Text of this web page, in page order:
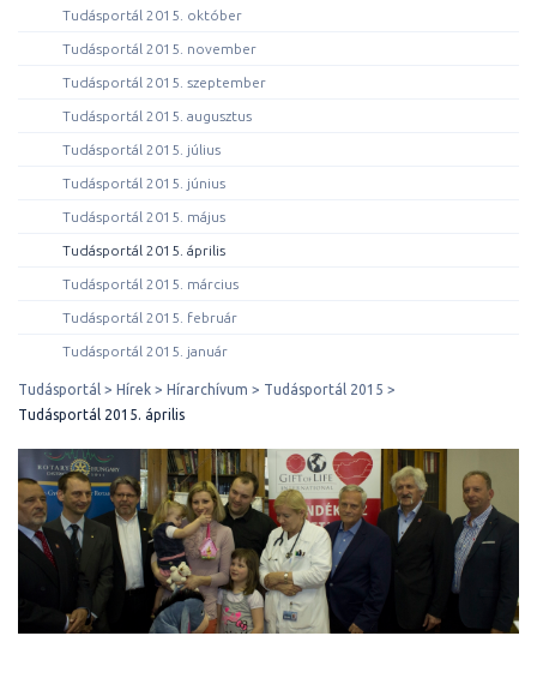
Tudásportál 2015. október
Tudásportál 2015. november
Tudásportál 2015. szeptember
Tudásportál 2015. augusztus
Tudásportál 2015. július
Tudásportál 2015. június
Tudásportál 2015. május
Tudásportál 2015. április
Tudásportál 2015. március
Tudásportál 2015. február
Tudásportál 2015. január
Tudásportál Hírek Hírarchívum
Tudásportál 2015
Tudásportál 2015. április